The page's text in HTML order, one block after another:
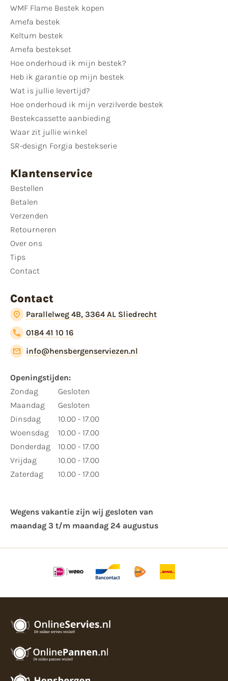
WMF Flame Bestek kopen
Amefa bestek
Keltum bestek
Amefa bestekset
Hoe onderhoud ik mijn bestek?
Heb ik garantie op mijn bestek
Wat is jullie levertijd?
Hoe onderhoud ik mijn verzilverde bestek
Bestekcassette aanbieding
Waar zit jullie winkel
SR-design Forgia bestekserie
Klantenservice
Bestellen
Betalen
Verzenden
Retourneren
Over ons
Tips
Contact
Contact
Parallelweg 4B, 3364 AL Sliedrecht
0184 41 10 16
info@hensbergenserviezen.nl
Openingstijden:
Zondag
Maandag
Dinsdag
Woensdag
Donderdag
Vrijdag
Zaterdag
Gesloten
Gesloten
10.00 - 17.00
10.00 - 17.00
10.00 - 17.00
10.00 - 17.00
10.00 - 17.00
Wegens vakantie zijn wij gesloten van ​
maandag 3 t/m maandag 24 augustus